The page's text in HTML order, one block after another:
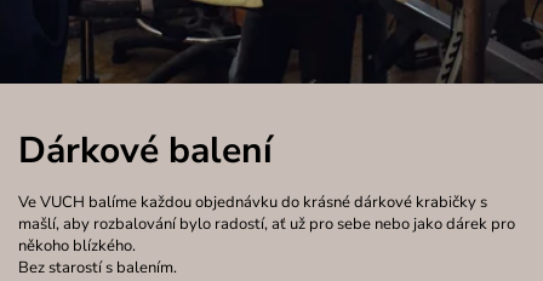
Dárkové balení
Ve VUCH balíme každou objednávku do krásné dárkové krabičky s
mašlí, aby rozbalování bylo radostí, ať už pro sebe nebo jako dárek pro
někoho blízkého.
Bez starostí s balením.